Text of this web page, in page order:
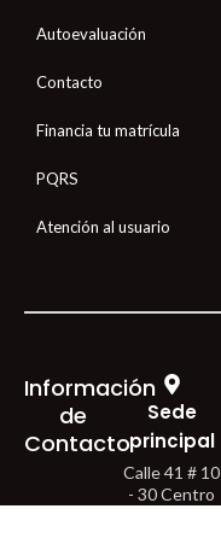
Autoevaluación
Contacto
Financia tu matrícula
PQRS
Atención al usuario
Información
de
Contacto
Sede
principal
Calle 41 # 10
- 30 Centro